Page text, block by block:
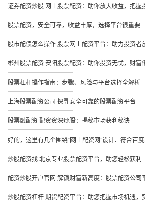
证券配资炒股 网上股票配资：助你放大收益，把握
股票配资，安全可靠，收益丰厚，选择平台很重要
股市配债怎么操作 股票网上配资平台：助力投资者
郴州股票配资 安阳股票配资：助你投资无忧，财富
股票杠杆操作指南：步骤、风险与平台选择全解析
上海股票配资公司 探寻安全可靠的股票配资平台
股票融配资 配资资深炒股：揭秘市场获利秘诀
好的，这里有几个围绕“网上配资网”设计、符合百度收录要
炒股配资找 北京专业股票配资平台，助您轻松获利
配资炒股开户官网 解锁财富新高度：股票配资公司
炒股配资杠杆 期货配资平台：助您把握市场机遇，